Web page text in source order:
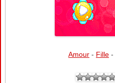
Amour - Fille -